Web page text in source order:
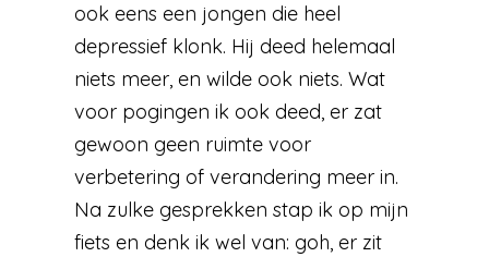
ook eens een jongen die heel
depressief klonk. Hij deed helemaal
niets meer, en wilde ook niets. Wat
voor pogingen ik ook deed, er zat
gewoon geen ruimte voor
verbetering of verandering meer in.
Na zulke gesprekken stap ik op mijn
fiets en denk ik wel van: goh, er zit